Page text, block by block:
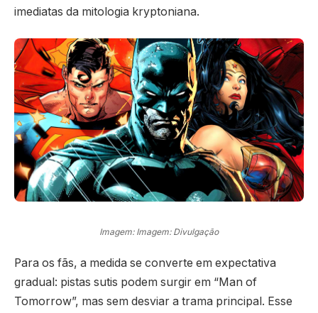
imediatas da mitologia kryptoniana.
Imagem: Imagem: Divulgação
Para os fãs, a medida se converte em expectativa
gradual: pistas sutis podem surgir em “Man of
Tomorrow”, mas sem desviar a trama principal. Esse